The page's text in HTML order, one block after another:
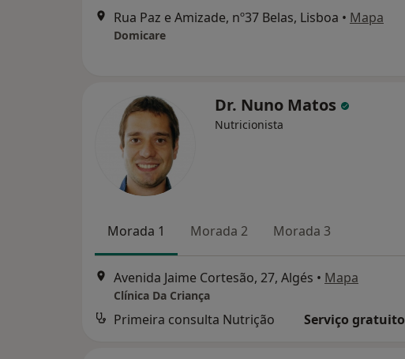
Rua Paz e Amizade, nº37 Belas, Lisboa • Mapa
Domicare
Dr. Nuno Matos
Nutricionista
Morada 1 Morada 2 Morada 3
Avenida Jaime Cortesão, 27, Algés • Mapa
Clínica Da Criança
Primeira consulta Nutrição Serviço gratuito